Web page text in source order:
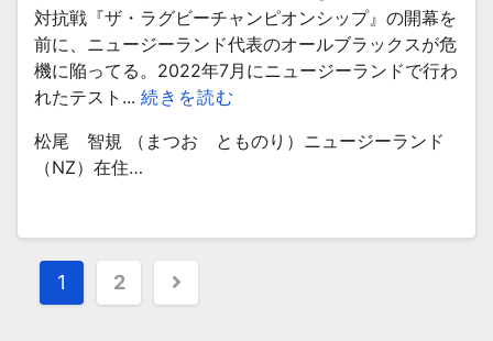
対抗戦『ザ・ラグビーチャンピオンシップ』の開幕を
前に、ニュージーランド代表のオールブラックスが危
機に陥ってる。2022年7月にニュージーランドで行わ
れたテスト... 続きを読む
松尾 智規 （まつお とものり）ニュージーランド
（NZ）在住…
投
1 2